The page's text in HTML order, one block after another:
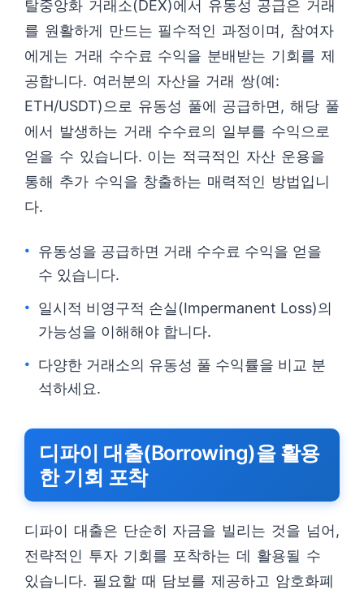
탈중앙화 거래소(DEX)에서 유동성 공급은 거래
를 원활하게 만드는 필수적인 과정이며, 참여자
에게는 거래 수수료 수익을 분배받는 기회를 제
공합니다. 여러분의 자산을 거래 쌍(예:
ETH/USDT)으로 유동성 풀에 공급하면, 해당 풀
에서 발생하는 거래 수수료의 일부를 수익으로
얻을 수 있습니다. 이는 적극적인 자산 운용을
통해 추가 수익을 창출하는 매력적인 방법입니
다.
유동성을 공급하면 거래 수수료 수익을 얻을
수 있습니다.
일시적 비영구적 손실(Impermanent Loss)의
가능성을 이해해야 합니다.
다양한 거래소의 유동성 풀 수익률을 비교 분
석하세요.
디파이 대출(Borrowing)을 활용
한 기회 포착
디파이 대출은 단순히 자금을 빌리는 것을 넘어,
전략적인 투자 기회를 포착하는 데 활용될 수
있습니다. 필요할 때 담보를 제공하고 암호화폐